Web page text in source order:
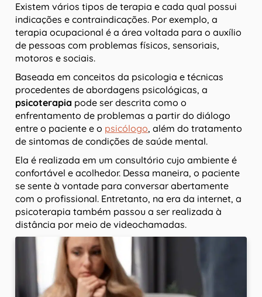
Existem vários tipos de terapia e cada qual possui
indicações e contraindicações. Por exemplo, a
terapia ocupacional é a área voltada para o auxílio
de pessoas com problemas físicos, sensoriais,
motoros e sociais.
Baseada em conceitos da psicologia e técnicas
procedentes de abordagens psicológicas, a
psicoterapia pode ser descrita como o
enfrentamento de problemas a partir do diálogo
entre o paciente e o psicólogo, além do tratamento
de sintomas de condições de saúde mental.
Ela é realizada em um consultório cujo ambiente é
confortável e acolhedor. Dessa maneira, o paciente
se sente à vontade para conversar abertamente
com o profissional. Entretanto, na era da internet, a
psicoterapia também passou a ser realizada à
distância por meio de videochamadas.